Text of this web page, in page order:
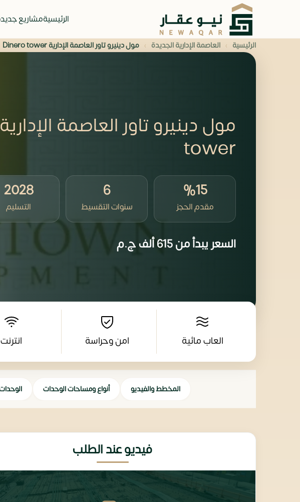
الرئيسيةمشاريع
الرئيسية › العاصمة الإدارية الجديدة › مول دينيرو تاور العاصمة الإدارية Dinero tower
tower
%15
مقدم الحجز
6
سنوات التقسيط
2028
التسليم
السعر يبدأ من615 ألف ج.م
العاب مائية امن وحراسة انترنت
المخطط والفيديو أنواع ومساحات الوحدات
فيديو عند الطلب